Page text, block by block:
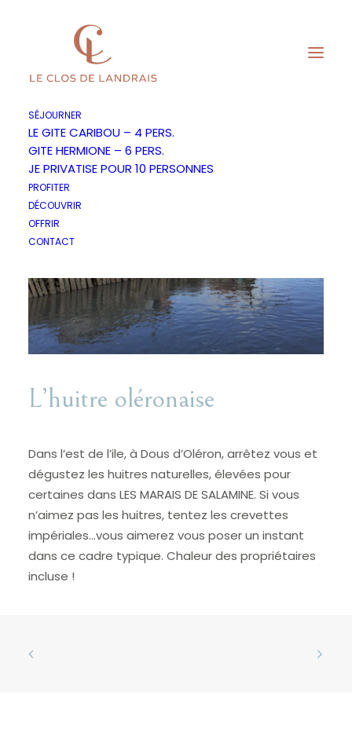
SÉJOURNER
LE GITE CARIBOU – 4 PERS.
GITE HERMIONE – 6 PERS.
JE PRIVATISE POUR 10 PERSONNES
PROFITER
DÉCOUVRIR
OFFRIR
CONTACT
L’huitre oléronaise
Dans l’est de l’ile, à Dous d’Oléron, arrêtez vous et
dégustez les huitres naturelles, élevées pour
certaines dans LES MARAIS DE SALAMINE. Si vous
n’aimez pas les huitres, tentez les crevettes
impériales…vous aimerez vous poser un instant
dans ce cadre typique. Chaleur des propriétaires
incluse !